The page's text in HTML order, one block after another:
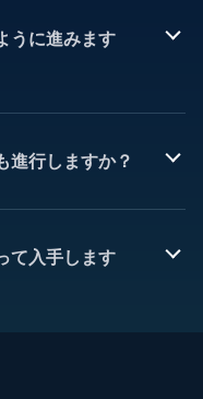
うに進みます
進行しますか？
て入手します